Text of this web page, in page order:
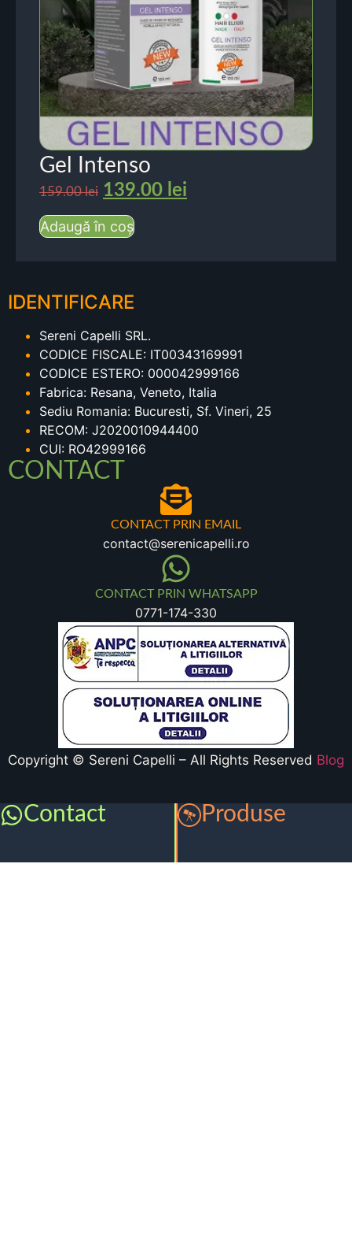
Gel Intenso
159.00lei 139.00 lei
Adaugă în coș
IDENTIFICARE
Sereni Capelli SRL.
CODICE FISCALE: IT00343169991
CODICE ESTERO: 000042999166
Fabrica: Resana, Veneto, Italia
Sediu Romania: Bucuresti, Sf. Vineri, 25
RECOM: J2020010944400
CUI: RO42999166
CONTACT
CONTACT PRIN EMAIL
contact@serenicapelli.ro
CONTACT PRIN WHATSAPP
0771-174-330
Copyright © Sereni Capelli – All Rights Reserved Blog
Contact Produse